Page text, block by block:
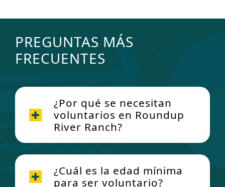
PREGUNTAS MÁS
FRECUENTES
¿Por qué se necesitan
voluntarios en Roundup
River Ranch?
¿Cuál es la edad mínima
para ser voluntario?